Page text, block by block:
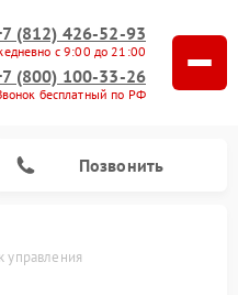
(812) 426-52-93
с 9:00 до 21:00
(800) 100-33-26
бесплатный по РФ
Позвонить
управления